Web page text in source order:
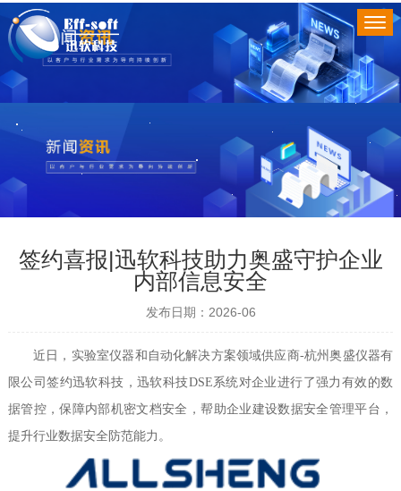
签约喜报|迅软科技助力奥盛守护企业
内部信息安全
发布日期：2026-06
近日，实验室仪器和自动化解决方案领域供应商-杭州奥盛仪器有
限公司签约迅软科技，迅软科技DSE系统对企业进行了强力有效的数
据管控，保障内部机密文档安全，帮助企业建设数据安全管理平台，
提升行业数据安全防范能力。